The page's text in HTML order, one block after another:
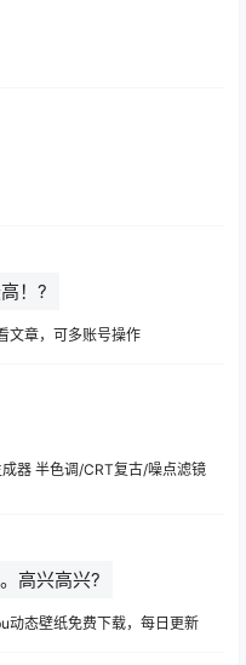
！?
文章，可多账号操作
器 半色调/CRT复古/噪点滤镜
高兴高兴?
态壁纸免费下载，每日更新